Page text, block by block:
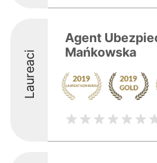
Laureaci
Agent
Mańkowska